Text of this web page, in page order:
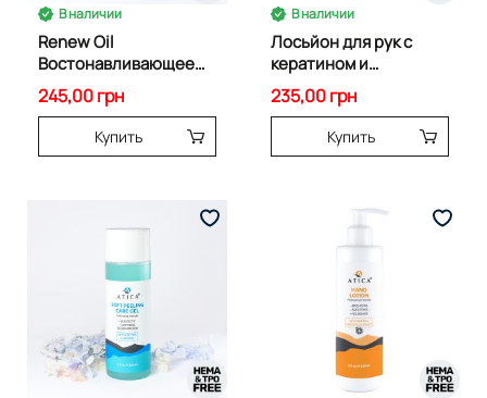
В наличии
Renew Oil
Востонавливающее
масло 15 мл 04510
245,00 грн
Купить
В наличии
Лосьйон для рук с
кератином и
екстрактом лотоса
250 мл 85240
235,00 грн
Купить